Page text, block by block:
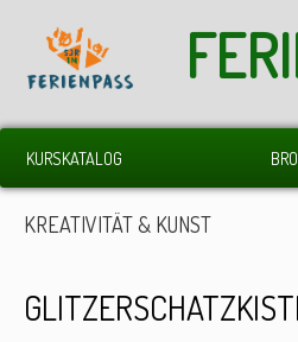
KURSKATALOG
KREATIVITÄT & KUNST